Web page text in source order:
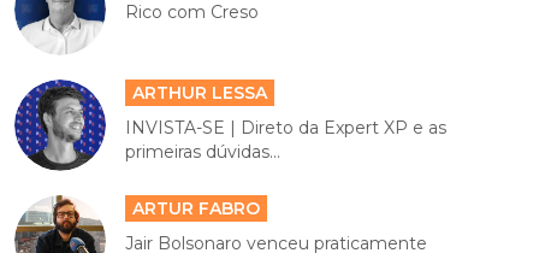
Rico com Creso
ARTHUR LESSA
INVISTA-SE | Direto da Expert XP e as
primeiras dúvidas...
ARTUR FABRO
Jair Bolsonaro venceu praticamente